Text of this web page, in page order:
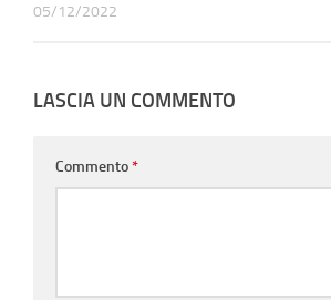
05/12/2022
LASCIA UN COMMENTO
Commento*